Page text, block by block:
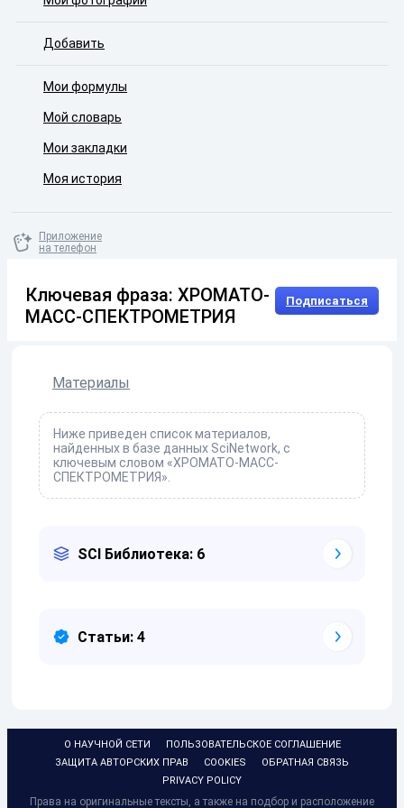
Добавить
Мои формулы
Мой словарь
Мои закладки
Моя история
Приложение
на телефон
Ключевая фраза: ХРОМАТО-
МАСС-СПЕКТРОМЕТРИЯ
Подписаться
Материалы
Ниже приведен список материалов,
найденных в базе данных SciNetwork, с
ключевым словом «ХРОМАТО-МАСС-
СПЕКТРОМЕТРИЯ».
SCI Библиотека: 6
Статьи: 4
О НАУЧНОЙ СЕТИ
ПОЛЬЗОВАТЕЛЬСКОЕ СОГЛАШЕНИЕ
ЗАЩИТА АВТОРСКИХ ПРАВ
COOKIES
ОБРАТНАЯ СВЯЗЬ
PRIVACY POLICY
Права на оригинальные тексты, а также на подбор и расположение